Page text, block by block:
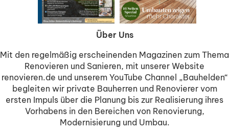
Über Uns
Mit den regelmäßig erscheinenden Magazinen zum Thema
Renovieren und Sanieren, mit unserer Website
renovieren.de und unserem YouTube Channel „Bauhelden“
begleiten wir private Bauherren und Renovierer vom
ersten Impuls über die Planung bis zur Realisierung ihres
Vorhabens in den Bereichen von Renovierung,
Modernisierung und Umbau.